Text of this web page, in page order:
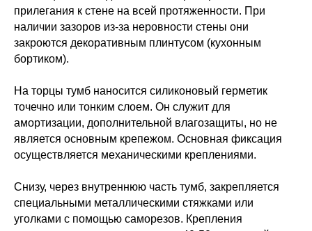
прилегания к стене на всей протяженности. При
наличии зазоров из-за неровности стены они
закроются декоративным плинтусом (кухонным
бортиком).
На торцы тумб наносится силиконовый герметик
точечно или тонким слоем. Он служит для
амортизации, дополнительной влагозащиты, но не
является основным крепежом. Основная фиксация
осуществляется механическими креплениями.
Снизу, через внутреннюю часть тумб, закрепляется
специальными металлическими стяжками или
уголками с помощью саморезов. Крепления